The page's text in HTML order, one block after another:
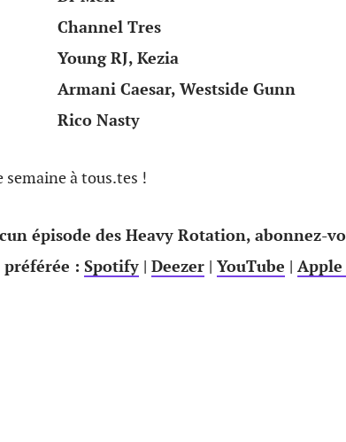
Channel Tres
Young RJ, Kezia
Armani Caesar, Westside Gunn
Rico Nasty
à tous.tes !
épisode des Heavy Rotation, abonnez-
: Spotify | Deezer | YouTube | Apple